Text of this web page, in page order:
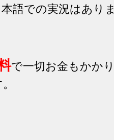
語での実況はあり
で一切お金もかか